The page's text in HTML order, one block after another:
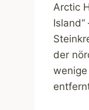
Arctic
der